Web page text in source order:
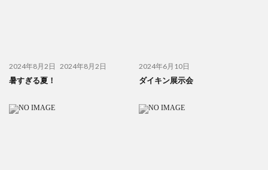
2024年8月2日 2024年8月2日
暑すぎる夏！
2024年6月10日
ダイキン展示会